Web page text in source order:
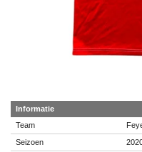
Informatie
Team
Seizoen